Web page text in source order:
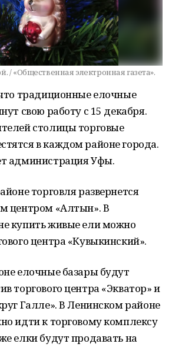
/ «Общественная электронная газета».
традиционные елочные
свою работу с 15 декабря.
столицы торговые
в каждом районе города.
администрация Уфы.
торговля развернется
центром «Алтын». В
купить живые ели можно
центра «Кувыкинский».
елочные базары будут
торгового центра «Экватор» и
Галле». В Ленинском районе
идти к торговому комплексу
елки будут продавать на